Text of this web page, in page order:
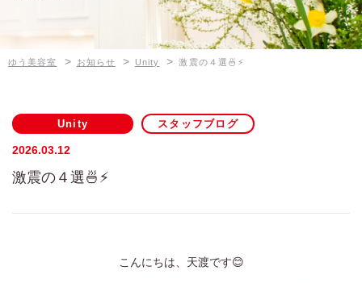
オーガニックメニュー
ゼロテク
店舗情報
ゆう美容室 本店
Unity
coco Porte
News and Blog
お知らせ
Company
会社概要
お問い合わせは、各店舗へ
ゆう美容室 > お知らせ > Unity > 激震の４選🍜⚡
Unity スタッフブログ
2026.03.12
激震の４選🍜⚡
こんにちは、天渡です😊